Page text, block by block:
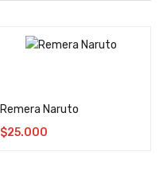
Remera Naruto
$25.000